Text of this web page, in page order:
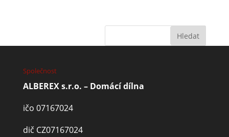
Společnost
ALBEREX s.r.o. – Domácí dílna
ičo 07167024
dič CZ07167024